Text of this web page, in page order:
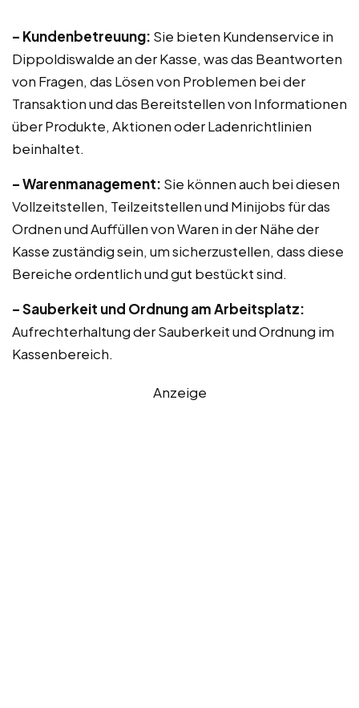
– Kundenbetreuung: Sie bieten Kundenservice in
Dippoldiswalde an der Kasse, was das Beantworten
von Fragen, das Lösen von Problemen bei der
Transaktion und das Bereitstellen von Informationen
über Produkte, Aktionen oder Ladenrichtlinien
beinhaltet.
– Warenmanagement: Sie können auch bei diesen
Vollzeitstellen, Teilzeitstellen und Minijobs für das
Ordnen und Auffüllen von Waren in der Nähe der
Kasse zuständig sein, um sicherzustellen, dass diese
Bereiche ordentlich und gut bestückt sind.
– Sauberkeit und Ordnung am Arbeitsplatz:
Aufrechterhaltung der Sauberkeit und Ordnung im
Kassenbereich.
Anzeige